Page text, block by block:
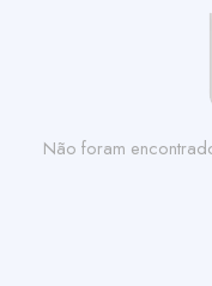
Não foram